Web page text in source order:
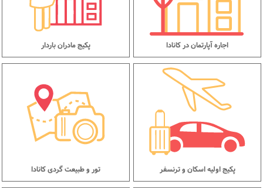
اجاره آپارتمان در کانادا پکیج مادران باردار
پکیج اولیه اسکان و ترنسفر تور و طبیعت گردی کانادا